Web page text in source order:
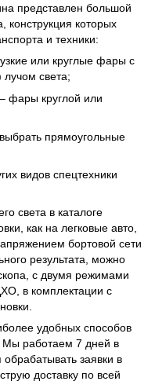
представлен большой
конструкция которых
и техники:
или круглые фары с
света;
фары круглой или
прямоугольные
видов спецтехники
света в каталоге
как на легковые авто,
бортовой сети
результата, можно
с двумя режимами
в комплектации с
удобных способов
Мы работаем 7 дней в
заявки в
доставку по всей